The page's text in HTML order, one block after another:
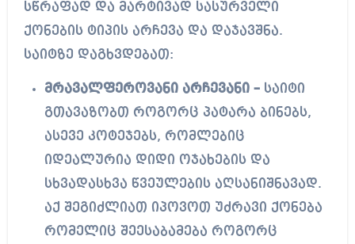
სწრაფად და მარტივად სასურველი
ქონების ტიპის არჩევა და დაჯავშნა.
საიტზე დაგხვდებათ:
მრავალფეროვანი არჩევანი – საიტი
გთავაზობთ როგორც პატარა ბინებს,
ასევე კოტეჯებს, რომლებიც
იდეალურია დიდი ოჯახების და
სხვადასხვა წვეულების აღსანიშნავად.
აქ შეგიძლიათ იპოვოთ უძრავი ქონება
რომელიც შეესაბამება როგორც